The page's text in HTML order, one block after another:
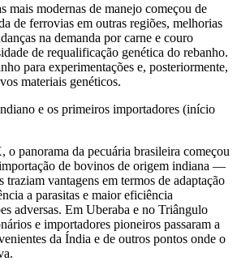
mais modernas de manejo começou de
de ferrovias em outras regiões, melhorias
na demanda por carne e couro
de requalificação genética do rebanho.
para experimentações e, posteriormente,
materiais genéticos.
e os primeiros importadores (início
panorama da pecuária brasileira começou
de bovinos de origem indiana —
traziam vantagens em termos de adaptação
a parasitas e maior eficiência
adversas. Em Uberaba e no Triângulo
e importadores pioneiros passaram a
da Índia e de outros pontos onde o